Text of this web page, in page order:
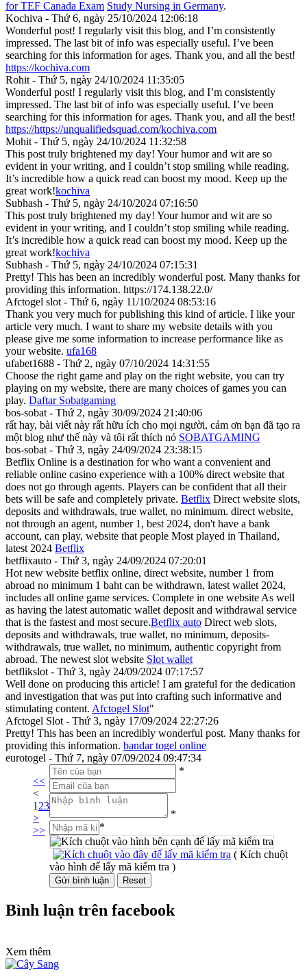
for TEF Canada Exam Study Nursing in Germany.
Kochiva - Thứ 6, ngày 25/10/2024 12:06:18
Wonderful post! I regularly visit this blog, and I’m consistently
impressed. The last bit of info was especially useful. I’ve been
searching for this information for ages. Thank you, and all the best!
https://kochiva.com
Rohit - Thứ 5, ngày 24/10/2024 11:35:05
Wonderful post! I regularly visit this blog, and I’m consistently
impressed. The last bit of info was especially useful. I’ve been
searching for this information for ages. Thank you, and all the best!
https://https://unqualifiedsquad.com/kochiva.com
Mohit - Thứ 5, ngày 24/10/2024 11:32:58
This post truly brightened my day! Your humor and wit are so
evident in your writing, and I couldn’t stop smiling while reading.
It’s incredible how a quick read can boost my mood. Keep up the
great work!kochiva
Subhash - Thứ 5, ngày 24/10/2024 07:16:50
This post truly brightened my day! Your humor and wit are so
evident in your writing, and I couldn’t stop smiling while reading.
It’s incredible how a quick read can boost my mood. Keep up the
great work!kochiva
Subhash - Thứ 5, ngày 24/10/2024 07:15:31
Pretty! This has been an incredibly wonderful post. Many thanks for
providing this information. https://174.138.22.0/
Afctogel slot - Thứ 6, ngày 11/10/2024 08:53:16
Thank you very much for publishing this kind of article. I like your
article very much. I want to share my website details with you
please give me some information to increase performance like as
your website. ufa168
ufabet1688 - Thứ 2, ngày 07/10/2024 14:31:55
Choose the right game and play on the right website, you can try
playing on my website, there are many choices of games you can
play. Daftar Sobatgaming
bos-sobat - Thứ 2, ngày 30/09/2024 21:40:06
rất hay, bài viết này rất hữu ích cho mọi người, cảm ơn bạn đã tạo ra
một blog như thế này và tôi rất thích nó SOBATGAMING
bos-sobat - Thứ 3, ngày 24/09/2024 23:38:15
Betflix Online is a destination for who want a convenient and
reliable online casino experience with a 100% direct website that
does not go through agents. Players can be confident that all their
bets will be safe and completely private. Betflix Direct website slots,
deposits and withdrawals, true wallet, no minimum. direct website,
not through an agent, number 1, best 2024, don't have a bank
account, can play, website that people Most played in Thailand,
latest 2024 Betflix
betflixauto - Thứ 3, ngày 24/09/2024 07:20:01
Hot new website betflix online, direct website, number 1 from
abroad no minimum 1 baht can be withdrawn, latest wallet 2024,
includes all online game services. Complete in one website As well
as having the latest automatic wallet deposit and withdrawal service
that is the fastest and most secure.Betflix auto Direct web slots,
deposits and withdrawals, true wallet, no minimum, deposits-
withdrawals, true wallet, no minimum, authentic copyright from
abroad. The newest slot website Slot wallet
betflikslot - Thứ 3, ngày 24/09/2024 07:17:57
Well done on producing this article! I am grateful for the dedication
and investigation that was put into crafting such informative and
stimulating content. Afctogel Slot"
Afctogel Slot - Thứ 3, ngày 17/09/2024 22:27:26
Pretty! This has been an incredibly wonderful post. Many thanks for
providing this information. bandar togel online
eurotogel - Thứ 7, ngày 07/09/2024 09:47:34
<<
<
1 23
>
>>
*
*
*
( Kích chuột
vào hình để lấy mã kiểm tra )
Bình luận trên facebook
Xem thêm